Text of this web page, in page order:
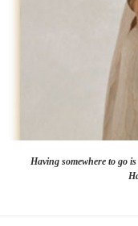
Having somewhere to go